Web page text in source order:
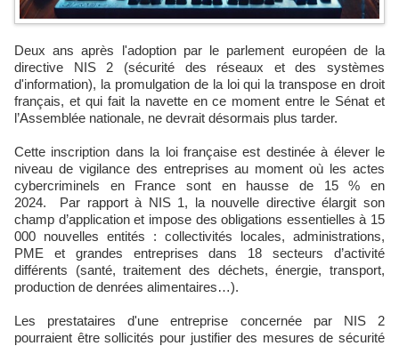
Deux ans après l'adoption par le parlement européen de la
directive NIS 2 (sécurité des réseaux et des systèmes
d'information), la promulgation de la loi qui la transpose en droit
français, et qui fait la navette en ce moment entre le Sénat et
l’Assemblée nationale, ne devrait désormais plus tarder.
Cette inscription dans la loi française est destinée à élever le
niveau de vigilance des entreprises au moment où les actes
cybercriminels en France sont en hausse de 15 % en
2024. Par rapport à NIS 1, la nouvelle directive élargit son
champ d’application et impose des obligations essentielles à 15
000 nouvelles entités : collectivités locales, administrations,
PME et grandes entreprises dans 18 secteurs d’activité
différents (santé, traitement des déchets, énergie, transport,
production de denrées alimentaires…).
Les prestataires d'une entreprise concernée par NIS 2
pourraient être sollicités pour justifier des mesures de sécurité